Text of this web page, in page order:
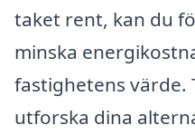
taket rent, kan du
minska
fastighetens värde.
utforska dina